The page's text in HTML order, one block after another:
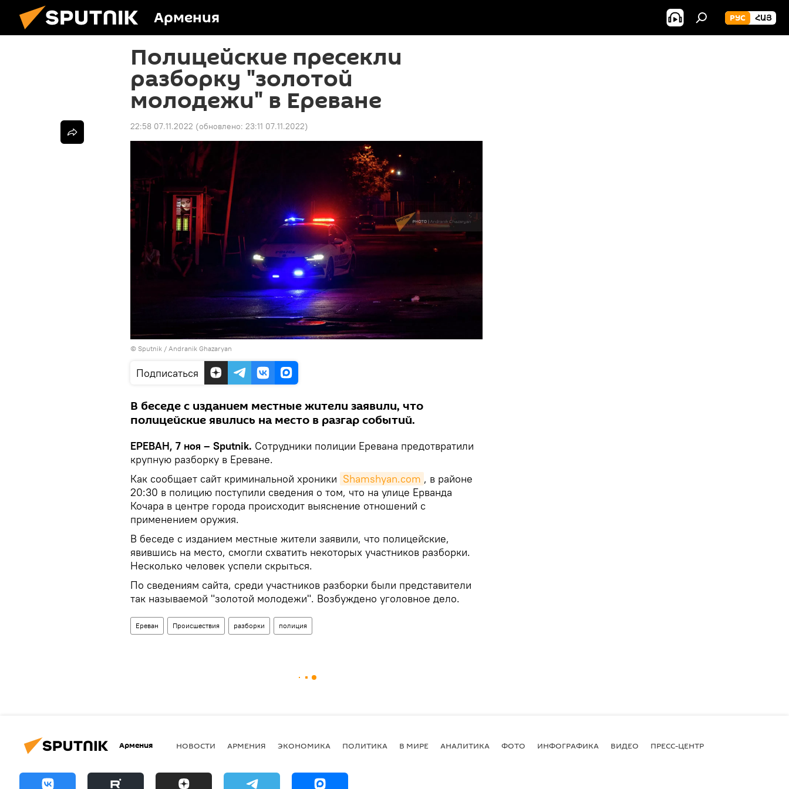
Армения РУС ՀԱՅ
Полицейские пресекли
разборку "золотой
молодежи" в Ереване
22:58 07.11.2022 (обновлено: 23:11 07.11.2022)
© Sputnik / Andranik Ghazaryan
Подписаться
В беседе с изданием местные жители заявили, что
полицейские явились на место в разгар событий.
ЕРЕВАН, 7 ноя – Sputnik. Сотрудники полиции Еревана предотвратили
крупную разборку в Ереване.
Как сообщает сайт криминальной хроники Shamshyan.com , в районе
20:30 в полицию поступили сведения о том, что на улице Ерванда
Кочара в центре города происходит выяснение отношений с
применением оружия.
В беседе с изданием местные жители заявили, что полицейские,
явившись на место, смогли схватить некоторых участников разборки.
Несколько человек успели скрыться.
По сведениям сайта, среди участников разборки были представители
так называемой "золотой молодежи". Возбуждено уголовное дело.
Ереван Происшествия разборки полиция
Армения НОВОСТИ АРМЕНИЯ ЭКОНОМИКА ПОЛИТИКА В МИРЕ АНАЛИТИКА ФОТО ИНФОГРАФИКА ВИДЕО ПРЕСС-ЦЕНТР